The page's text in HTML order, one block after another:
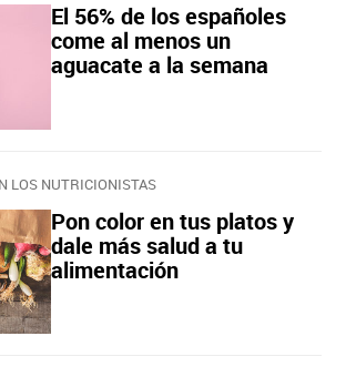
El 56% de los españoles
come al menos un
aguacate a la semana
LOS NUTRICIONISTAS
Pon color en tus platos y
dale más salud a tu
alimentación